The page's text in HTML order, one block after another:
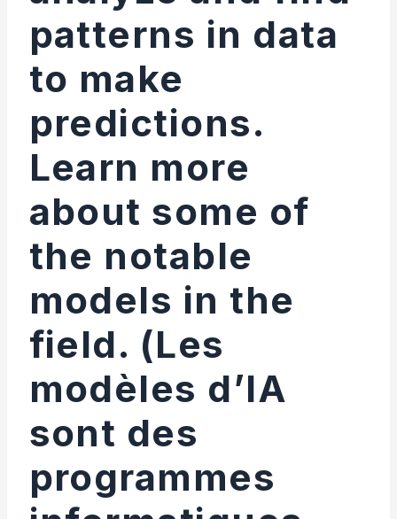
patterns in data
to make
predictions.
Learn more
about some of
the notable
models in the
field. (Les
modèles d’IA
sont des
programmes